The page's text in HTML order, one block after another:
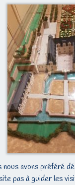
nous avons préféré
pas à guider les